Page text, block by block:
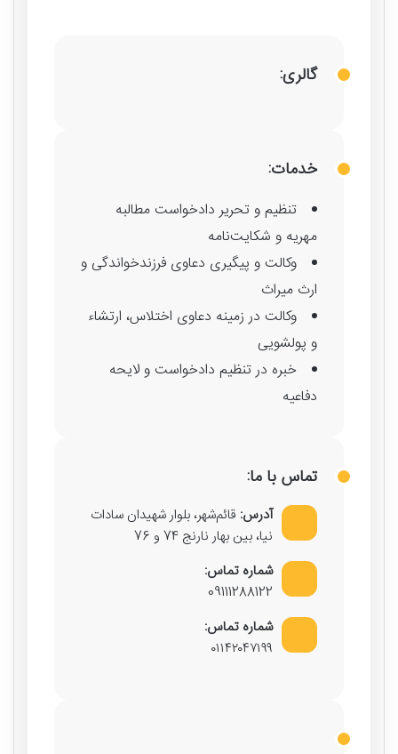
خدمات:
تنظیم و تحریر دادخواست مطالبه
مهریه و شکایت‌نامه
وکالت و پیگیری دعاوی فرزندخواندگی و
ارث میراث
وکالت در زمینه دعاوی اختلاس، ارتشاء
و پولشویی
خبره در تنظیم دادخواست و لایحه
دفاعیه
تماس با ما:
آدرس: قائم‌شهر، بلوار شهیدان سادات
نیا، بین بهار نارنج 74 و 76
شماره تماس:
09111288122
شماره تماس:
۰۱۱۴۲۰۴۷۱۹۹
گالری: